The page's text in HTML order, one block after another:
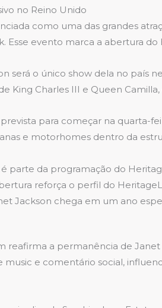
no Reino Unido
como uma das grandes
Esse evento marca a abertura do
será o único show dela no país
King Charles III e Queen
para começar na quarta-
e motorhomes dentro da
parte da programação do
reforça o perfil do
Jackson chega em um ano
reafirma a permanência de
music e comentário social,